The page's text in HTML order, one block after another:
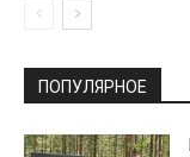
ПОПУЛЯРНОЕ